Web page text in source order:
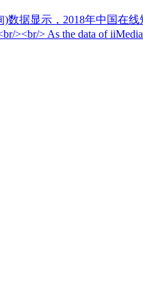
据显示，2018年中国在
> As the data of iiMedia